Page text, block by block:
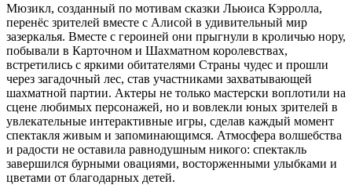
Мюзикл, созданный по мотивам сказки Льюиса Кэрролла,
перенёс зрителей вместе с Алисой в удивительный мир
зазеркалья. Вместе с героиней они прыгнули в кроличью нору,
побывали в Карточном и Шахматном королевствах,
встретились с яркими обитателями Страны чудес и прошли
через загадочный лес, став участниками захватывающей
шахматной партии. Актеры не только мастерски воплотили на
сцене любимых персонажей, но и вовлекли юных зрителей в
увлекательные интерактивные игры, сделав каждый момент
спектакля живым и запоминающимся. Атмосфера волшебства
и радости не оставила равнодушным никого: спектакль
завершился бурными овациями, восторженными улыбками и
цветами от благодарных детей.